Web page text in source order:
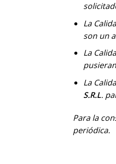
La
son un
La
La
S.R.L.
Para la
periódica.